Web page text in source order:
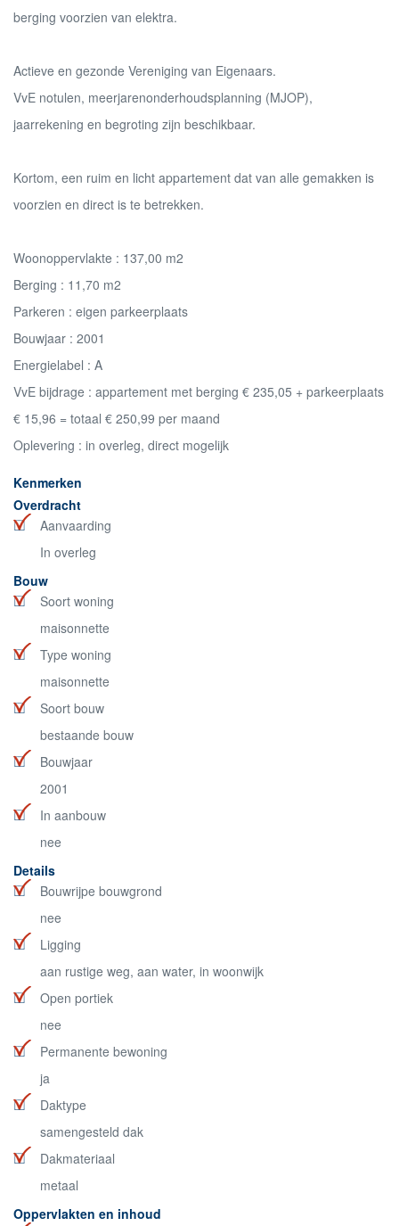
berging voorzien van elektra.
Actieve en gezonde Vereniging van Eigenaars.
VvE notulen, meerjarenonderhoudsplanning (MJOP),
jaarrekening en begroting zijn beschikbaar.
Kortom, een ruim en licht appartement dat van alle gemakken is
voorzien en direct is te betrekken.
Woonoppervlakte : 137,00 m2
Berging : 11,70 m2
Parkeren : eigen parkeerplaats
Bouwjaar : 2001
Energielabel : A
VvE bijdrage : appartement met berging € 235,05 + parkeerplaats
€ 15,96 = totaal € 250,99 per maand
Oplevering : in overleg, direct mogelijk
Kenmerken
Overdracht
Aanvaarding
In overleg
Bouw
Soort woning
maisonnette
Type woning
maisonnette
Soort bouw
bestaande bouw
Bouwjaar
2001
In aanbouw
nee
Details
Bouwrijpe bouwgrond
nee
Ligging
aan rustige weg, aan water, in woonwijk
Open portiek
nee
Permanente bewoning
ja
Daktype
samengesteld dak
Dakmateriaal
metaal
Oppervlakten en inhoud